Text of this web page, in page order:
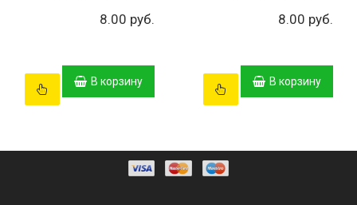
8.00 руб.
В корзину
8.00 руб.
В корзину